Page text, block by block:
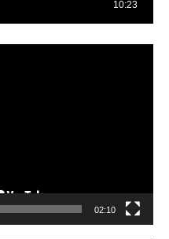
02:10